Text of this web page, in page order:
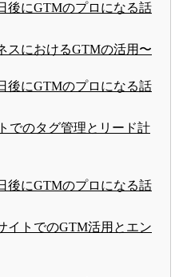
後にGTMのプロになる話
スにおけるGTMの活用〜
後にGTMのプロになる話
でのタグ管理とリード計
後にGTMのプロになる話
イトでのGTM活用とエン